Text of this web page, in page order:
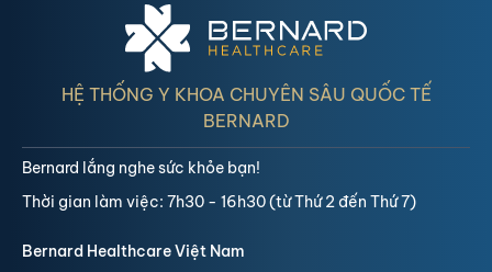
HỆ THỐNG Y KHOA CHUYÊN SÂU QUỐC TẾ
BERNARD
Bernard Healthcare Việt Nam
Bernard lắng nghe sức khỏe bạn!
Thời gian làm việc: 7h30 - 16h30 (từ Thứ 2 đến Thứ 7)